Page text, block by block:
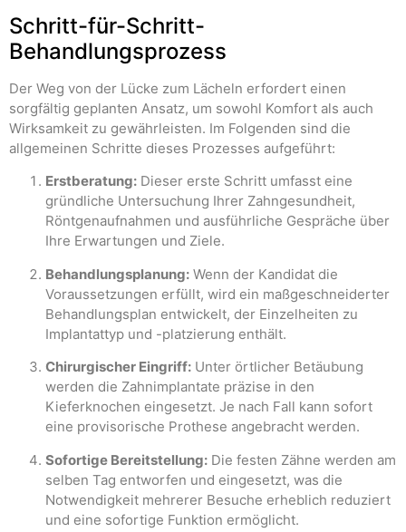
Schritt-für-Schritt-
Behandlungsprozess
Der Weg von der Lücke zum Lächeln erfordert einen
sorgfältig geplanten Ansatz, um sowohl Komfort als auch
Wirksamkeit zu gewährleisten. Im Folgenden sind die
allgemeinen Schritte dieses Prozesses aufgeführt:
Erstberatung: Dieser erste Schritt umfasst eine
gründliche Untersuchung Ihrer Zahngesundheit,
Röntgenaufnahmen und ausführliche Gespräche über
Ihre Erwartungen und Ziele.
Behandlungsplanung: Wenn der Kandidat die
Voraussetzungen erfüllt, wird ein maßgeschneiderter
Behandlungsplan entwickelt, der Einzelheiten zu
Implantattyp und -platzierung enthält.
Chirurgischer Eingriff: Unter örtlicher Betäubung
werden die Zahnimplantate präzise in den
Kieferknochen eingesetzt. Je nach Fall kann sofort
eine provisorische Prothese angebracht werden.
Sofortige Bereitstellung: Die festen Zähne werden am
selben Tag entworfen und eingesetzt, was die
Notwendigkeit mehrerer Besuche erheblich reduziert
und eine sofortige Funktion ermöglicht.